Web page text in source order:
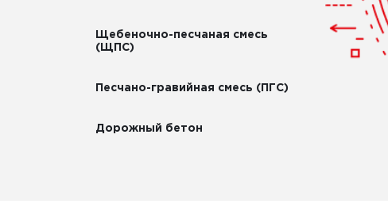
Щебеночно-песчаная смесь
(ЩПС)
Песчано-гравийная смесь (ПГС)
Дорожный бетон